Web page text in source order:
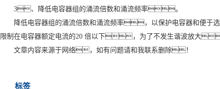
3、降低电容器组的涌流倍数和涌流频率。
降低电容器组的涌流倍数和涌流频率，以保护电容器和便
限制在电容器额定电流的20 倍以下，为了不发生谐波放大
文章内容来源于网络，如有问题请和我联系删除！
标签